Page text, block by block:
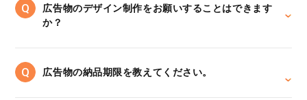
広告物のデザイン制作をお願いすることはできます
か？
広告物の納品期限を教えてください。